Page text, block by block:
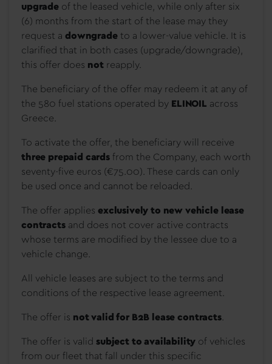
upgradeof the leased vehicle, while only after six
(6) months from the start of the lease may they
request a downgradeto a lower-value vehicle. It is
clarified that in both cases (upgrade/downgrade),
this offer does notreapply.
The beneficiary of the offer may redeem it at any of
the 580 fuel stations operated by ELINOIL across
Greece.
To activate the offer, the beneficiary will receive
three prepaid cardsfrom the Company, each worth
seventy-five euros (€75.00). These cards can only
be used once and cannot be reloaded.
The offer applies exclusively to new vehicle lease
contractsand does not cover active contracts
whose terms are modified by the lessee due to a
vehicle change.
All vehicle leases are subject to the terms and
conditions of the respective lease agreement.
The offer is not valid for B2B lease contracts.
The offer is valid subject to availability of vehicles
from our fleet that fall under this specific